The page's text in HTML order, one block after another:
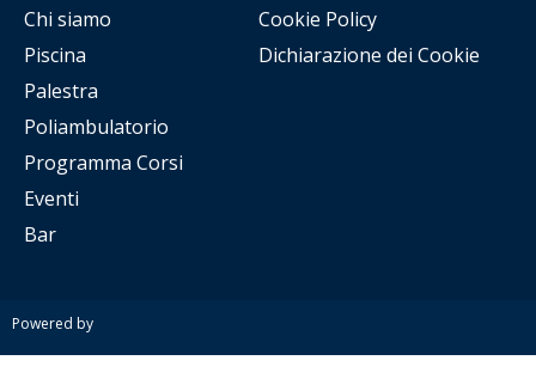
Chi siamo
Piscina
Palestra
Poliambulatorio
Programma Corsi
Eventi
Bar
Cookie Policy
Dichiarazione dei Cookie
Powered by